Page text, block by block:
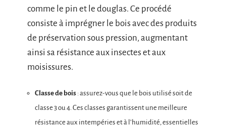
comme le pin et le douglas. Ce procédé
consiste à imprégner le bois avec des produits
de préservation sous pression, augmentant
ainsi sa résistance aux insectes et aux
moisissures.
Classe de bois : assurez-vous que le bois utilisé soit de
classe 3 ou 4. Ces classes garantissent une meilleure
résistance aux intempéries et à l’humidité, essentielles